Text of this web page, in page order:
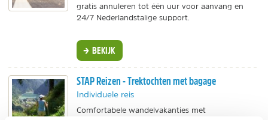
gratis annuleren tot één uur voor aanvang en
24/7 Nederlandstalige support.
BEKIJK
STAP Reizen - Trektochten met bagage
Individuele reis
Comfortabele wandelvakanties met